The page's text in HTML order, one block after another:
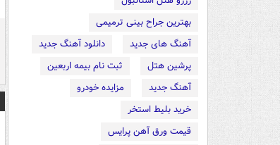
بهترین جراح بینی ترمیمی
آهنگ های جدید
دانلود آهنگ جدید
پرشین هتل
ثبت نام بیمه اربعین
آهنگ جدید
مزایده خودرو
خرید بلیط استخر
قیمت ورق آهن پرایس